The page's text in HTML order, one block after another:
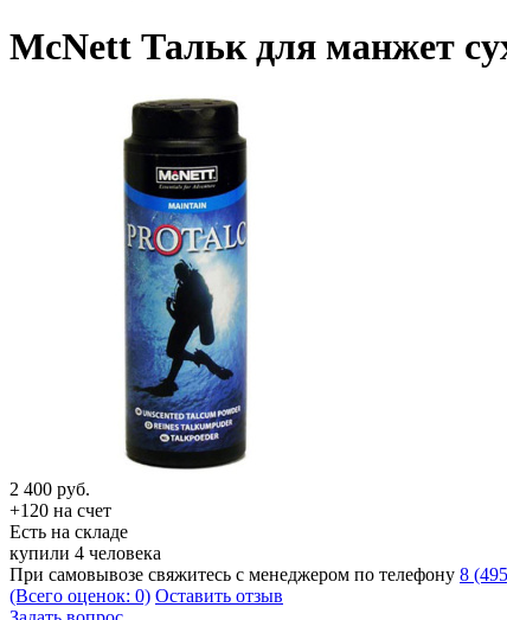
McNett Тальк для манжет
2 400 руб.
+120 на счет
Есть на складе
купили 4 человека
При самовывозе свяжитесь с менеджером по телефону 8
(Всего оценок: 0) Оставить отзыв